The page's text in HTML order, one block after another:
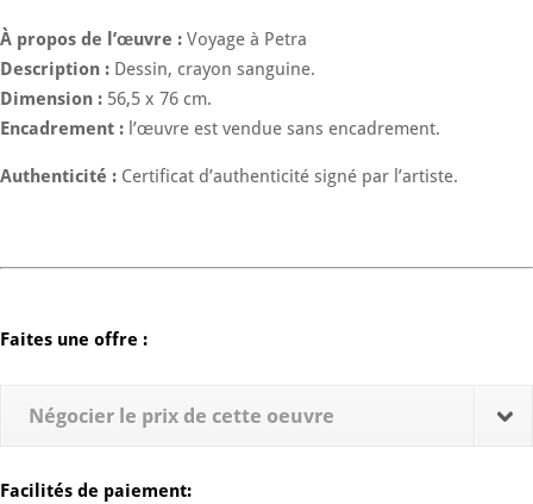
À propos de l’œuvre : Voyage à Petra
Description : Dessin, crayon sanguine.
Dimension : 56,5 x 76 cm.
Encadrement : l’œuvre est vendue sans encadrement.
Authenticité : Certificat d’authenticité signé par l’artiste.
Faites une offre :
Négocier le prix de cette oeuvre
Facilités de paiement: